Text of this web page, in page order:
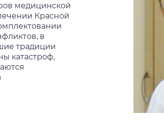
медицинской
Красной
в
традиции
катастроф,